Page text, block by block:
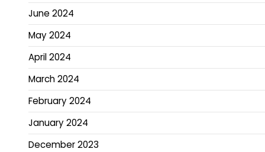
June 2024
May 2024
April 2024
March 2024
February 2024
January 2024
December 2023